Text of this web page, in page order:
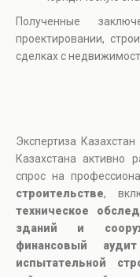
Полученные
проектировании,
сделках с
Экспертиза
Казахстана активно
спрос на
строительстве,
техническое
зданий и
финансовый
испытательной